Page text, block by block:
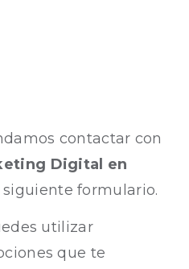
contactar con
Digital en
formulario.
utilizar
que te